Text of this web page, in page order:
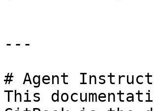
---
# Agent
This